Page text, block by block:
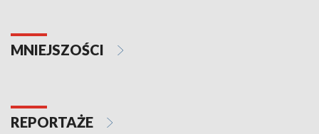
MNIEJSZOŚCI
REPORTAŻE